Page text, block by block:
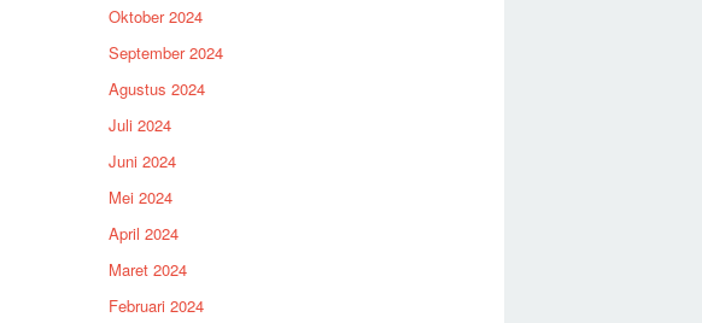
Oktober 2024
September 2024
Agustus 2024
Juli 2024
Juni 2024
Mei 2024
April 2024
Maret 2024
Februari 2024